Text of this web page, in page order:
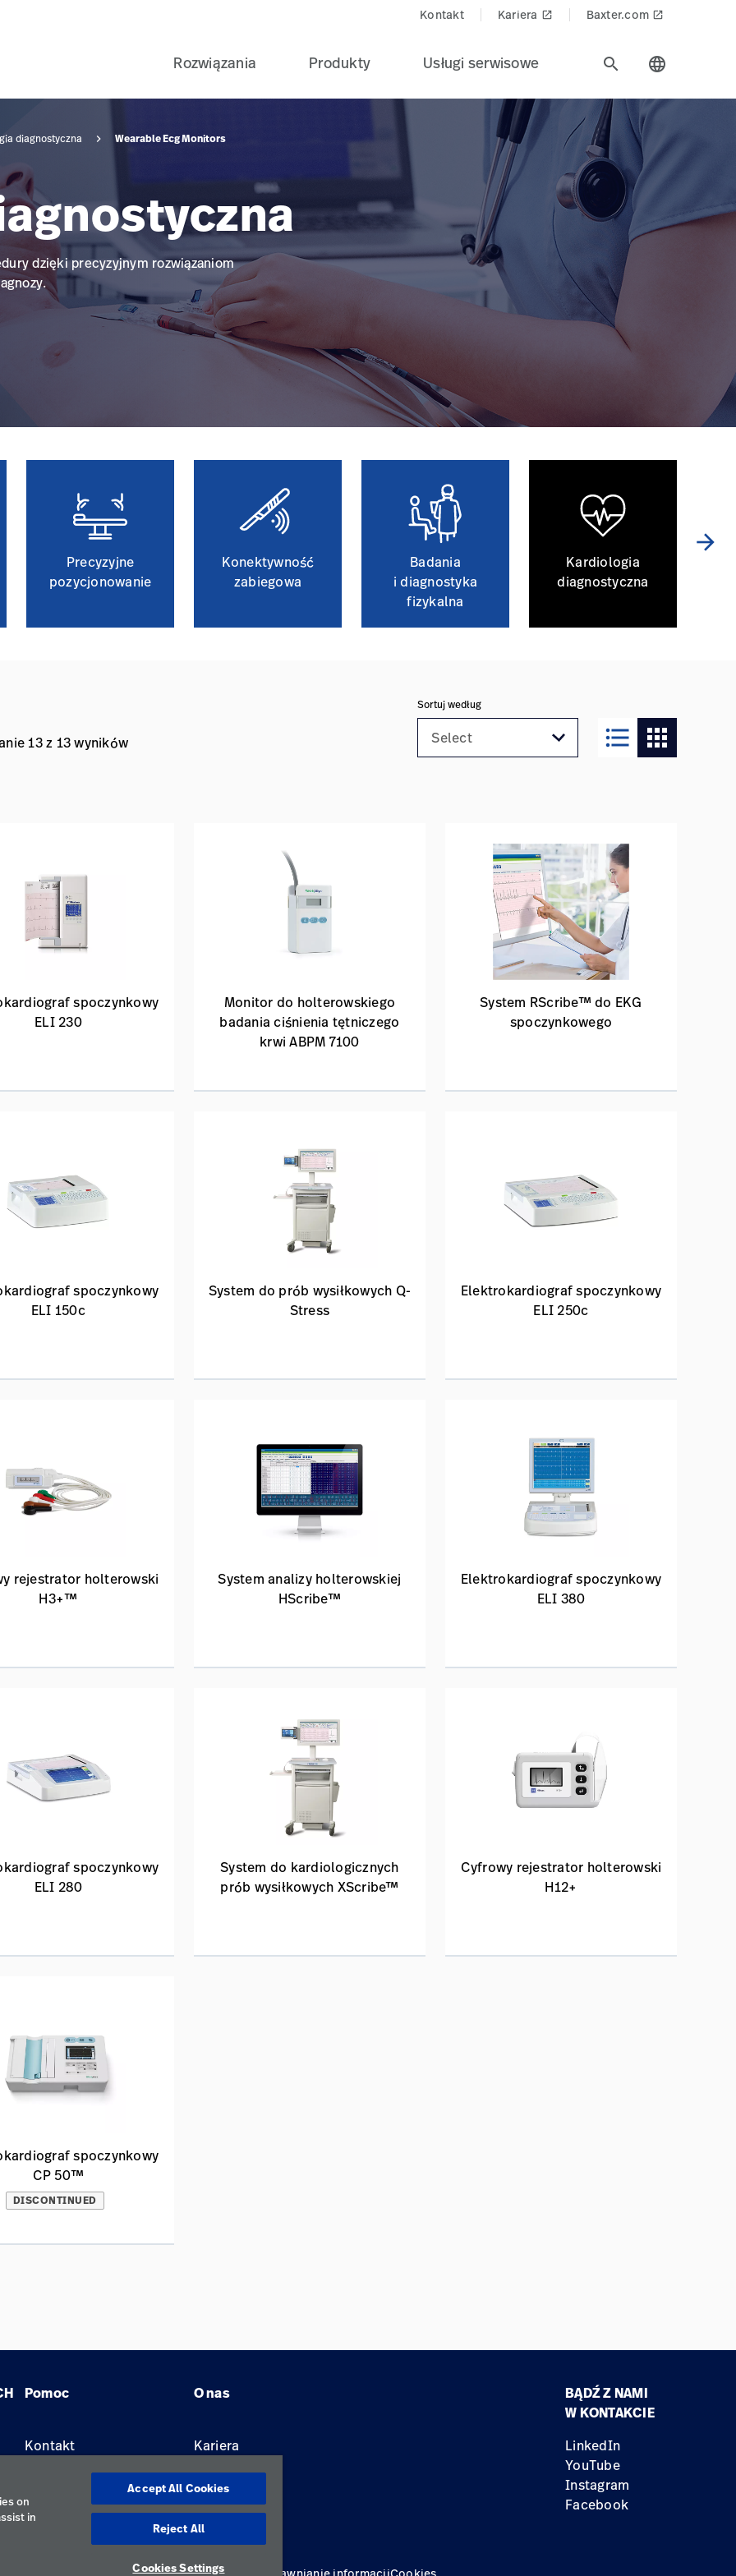
Kontakt Kariera launch Baxter.com launch
Rozwiązania Produkty Usługi serwisowe search language
diagnostyczna Wearable Ecg Monitors
dzięki precyzyjnym rozwiązaniom
Precyzyjne
pozycjonowanie
Konektywność
zabiegowa
Badania
i diagnostyka
fizykalna
Kardiologia
diagnostyczna
arrow_forward
13 z 13 wyników
Sortuj według
format_list_bulleted apps
spoczynkowy
ELI 230
Monitor do holterowskiego
badania ciśnienia tętniczego
krwi ABPM 7100
System RScribe™ do EKG
spoczynkowego
spoczynkowy
ELI 150c
System do prób wysiłkowych Q-
Stress
Elektrokardiograf spoczynkowy
ELI 250c
rejestrator holterowski
H3+™
System analizy holterowskiej
HScribe™
Elektrokardiograf spoczynkowy
ELI 380
spoczynkowy
ELI 280
System do kardiologicznych
prób wysiłkowych XScribe™
Cyfrowy rejestrator holterowski
H12+
spoczynkowy
CP 50™
DISCONTINUED
Pomoc O nas
Kontakt
Znajdź dystrybutora
Kariera
Lokalizacje
BĄDŹ Z NAMI
W KONTAKCIE
LinkedIn
YouTube
Instagram
Facebook
on
in
Accept All Cookies
Reject All
Cookies Settings